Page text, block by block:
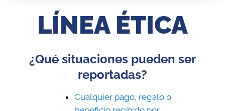
LÍNEA ÉTICA
¿Qué situaciones pueden ser
reportadas?
Cualquier pago, regalo o